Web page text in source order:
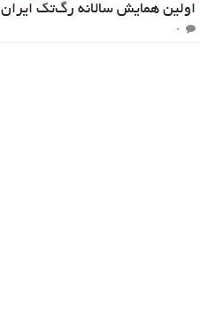
اولین همایش سالانه رگ‌تک ایران
۰